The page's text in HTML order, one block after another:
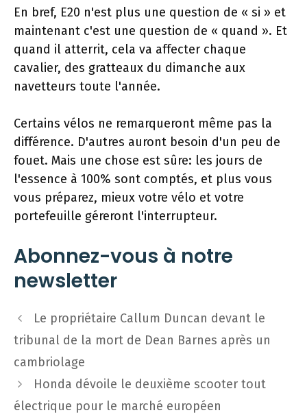
En bref, E20 n'est plus une question de « si » et
maintenant c'est une question de « quand ». Et
quand il atterrit, cela va affecter chaque
cavalier, des gratteaux du dimanche aux
navetteurs toute l'année.
Certains vélos ne remarqueront même pas la
différence. D'autres auront besoin d'un peu de
fouet. Mais une chose est sûre: les jours de
l'essence à 100% sont comptés, et plus vous
vous préparez, mieux votre vélo et votre
portefeuille géreront l'interrupteur.
Abonnez-vous à notre
newsletter
Navigation
des
articles
Le propriétaire Callum Duncan devant le
tribunal de la mort de Dean Barnes après un
cambriolage
Honda dévoile le deuxième scooter tout
électrique pour le marché européen